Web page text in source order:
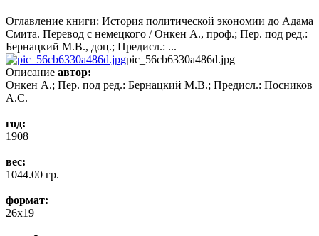
Оглавление книги: История политической экономии до Адама
Смита. Перевод с немецкого / Онкен А., проф.; Пер. под ред.:
Бернацкий М.В., доц.; Предисл.: ...
pic_56cb6330a486d.jpg
Описание автор:
Онкен А.; Пер. под ред.: Бернацкий М.В.; Предисл.: Посников
А.С.
год:
1908
вес:
1044.00 гр.
формат:
26x19